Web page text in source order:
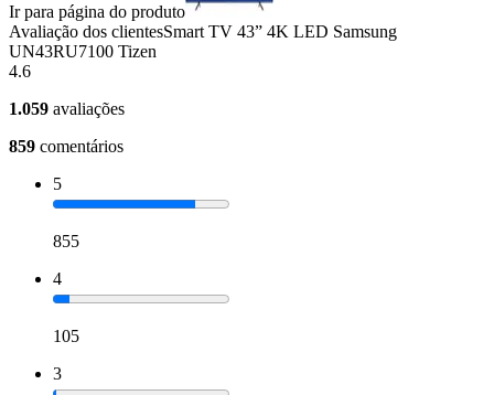
Ir para página do produto
Avaliação dos clientesSmart TV 43” 4K LED Samsung
UN43RU7100 Tizen
4.6
1.059 avaliações
859 comentários
5
855
4
105
3